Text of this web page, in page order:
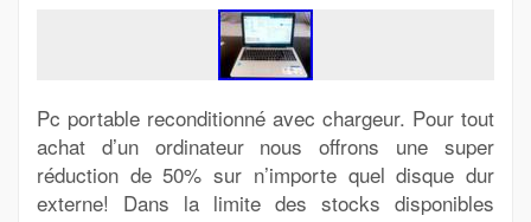
Pc portable reconditionné avec chargeur. Pour tout
achat d’un ordinateur nous offrons une super
réduction de 50% sur n’importe quel disque dur
externe! Dans la limite des stocks disponibles